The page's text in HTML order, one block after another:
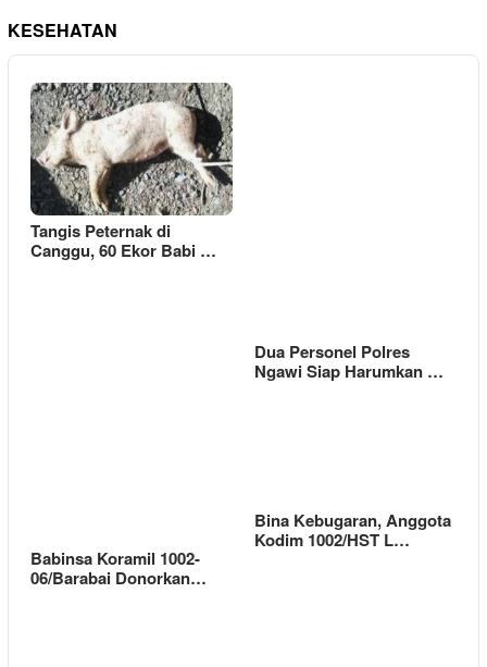
KESEHATAN
Tangis Peternak di
Canggu, 60 Ekor Babi …
Dua Personel Polres
Ngawi Siap Harumkan …
Babinsa Koramil 1002-
06/Barabai Donorkan…
Bina Kebugaran, Anggota
Kodim 1002/HST L…